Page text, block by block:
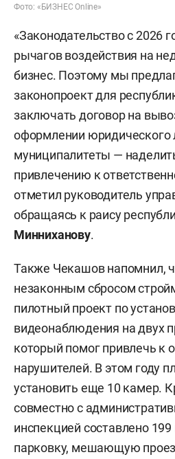
Фото: «БИЗНЕС Online»
«Законодательство с 2026
рычагов воздействия на
бизнес. Поэтому мы
законопроект для
заключать договор на
оформлении юридического
муниципалитеты —
привлечению к
отметил руководитель
обращаясь к раису
Минниханову.
Также Чекашов напомнил,
незаконным сбросом
пилотный проект по
видеонаблюдения на двух
который помог привлечь к
нарушителей. В этом году
установить еще 10 камер.
совместно с
инспекцией составлено 199
парковку, мешающую